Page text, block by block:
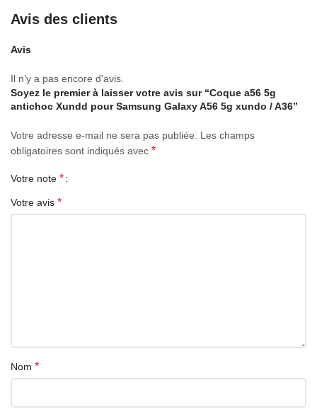
Un petit trou traversant sur le côté pour un cordon.
Les côtés en caoutchouc flexible facilitent l’enfilage et le retrait.
Protection des bords surélevés de 0,8 mm pour les caméras
arrière.
Avis des clients
Avis
Il n’y a pas encore d’avis.
Soyez le premier à laisser votre avis sur “Coque a56 5g
antichoc Xundd pour Samsung Galaxy A56 5g xundo / A36”
Votre adresse e-mail ne sera pas publiée.
Les champs
obligatoires sont indiqués avec *
Votre note *
Votre avis *
Nom *